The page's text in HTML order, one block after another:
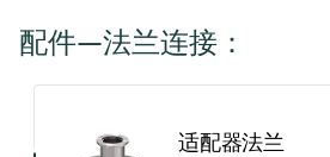
配件—法兰连接：
适配器法兰